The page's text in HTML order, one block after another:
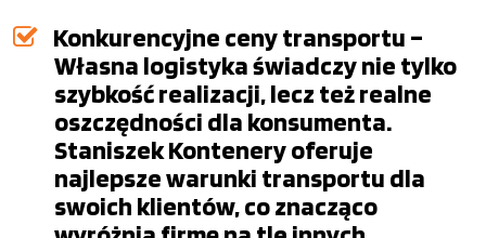
Konkurencyjne ceny transportu –
Własna logistyka świadczy nie tylko
szybkość realizacji, lecz też realne
oszczędności dla konsumenta.
Staniszek Kontenery oferuje
najlepsze warunki transportu dla
swoich klientów, co znacząco